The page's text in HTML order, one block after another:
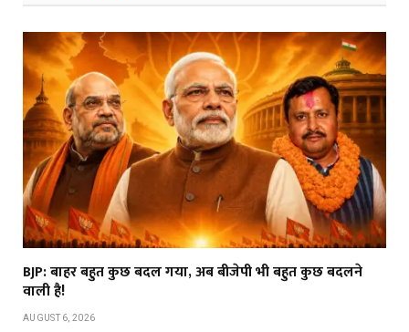
BJP: बाहर बहुत कुछ बदल गया, अब बीजेपी भी बहुत कुछ बदलने
वाली है!
AUGUST 6, 2026